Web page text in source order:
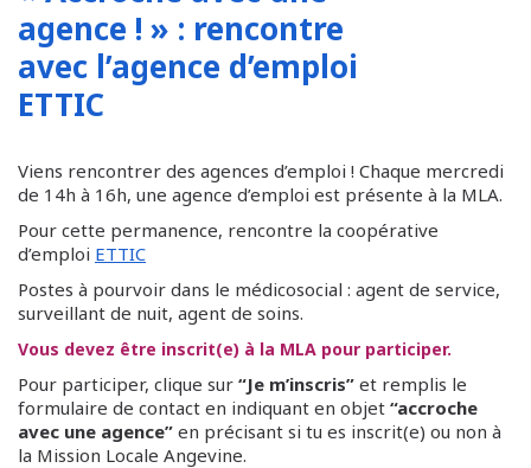
agence ! » : rencontre
avec l’agence d’emploi
ETTIC
Viens rencontrer des agences d’emploi ! Chaque mercredi
de 14h à 16h, une agence d’emploi est présente à la MLA.
Pour cette permanence, rencontre la coopérative
d’emploi ETTIC
Postes à pourvoir dans le médicosocial : agent de service,
surveillant de nuit, agent de soins.
Vous devez être inscrit(e) à la MLA pour participer.
Pour participer, clique sur “Je m’inscris” et remplis le
formulaire de contact en indiquant en objet “accroche
avec une agence” en précisant si tu es inscrit(e) ou non à
la Mission Locale Angevine.